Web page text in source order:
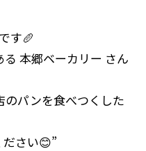
す🥖
本郷ベーカリー さん
パンを食べつくした
さい😊”